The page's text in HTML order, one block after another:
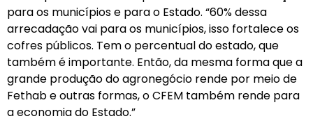
para os municípios e para o Estado. “60% dessa
arrecadação vai para os municípios, isso fortalece os
cofres públicos. Tem o percentual do estado, que
também é importante. Então, da mesma forma que a
grande produção do agronegócio rende por meio de
Fethab e outras formas, o CFEM também rende para
a economia do Estado.”